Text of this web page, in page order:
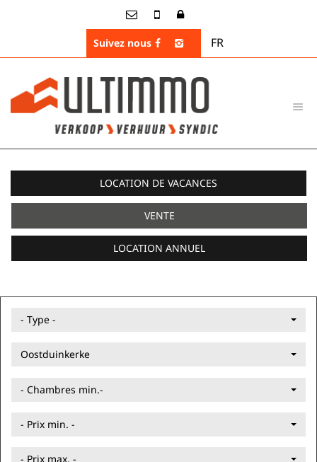
Suivez nous FR
RECHERCHER NOS PROPRIÉTÉS
- Type -
Oostduinkerke
- Chambres min.-
- Prix min. -
- Prix max. -
LOCATION DE VACANCES
VENTE
LOCATION ANNUEL